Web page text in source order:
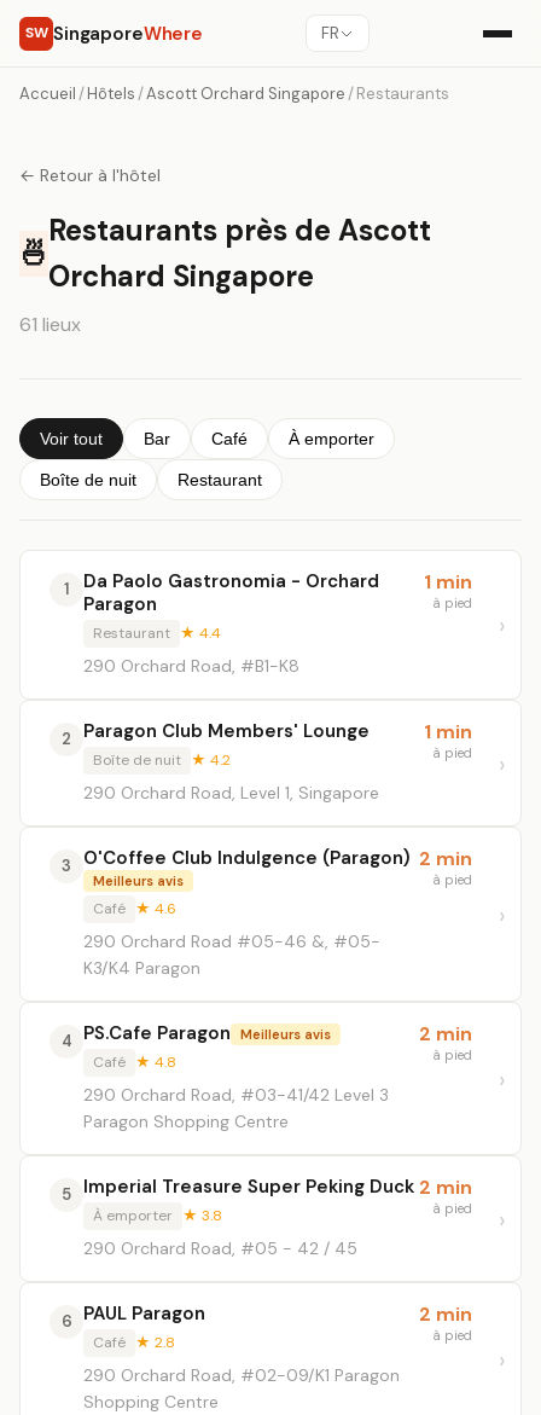
SW SingaporeWhere FR
Accueil /Hôtels /Ascott Orchard Singapore /Restaurants
← Retour à l'hôtel
🍜
Restaurants près de Ascott
Orchard Singapore
61 lieux
Voir tout Bar Café À emporter
Boîte de nuit Restaurant
1
Da Paolo Gastronomia - Orchard
Paragon
Restaurant ★ 4.4
290 Orchard Road, #B1-K8
1 min
à pied
2 Paragon Club Members' Lounge
Boîte de nuit ★ 4.2
290 Orchard Road, Level 1, Singapore
1 min
à pied
3 O'Coffee Club Indulgence (Paragon)
Meilleurs avis
Café ★ 4.6
290 Orchard Road #05-46 &, #05-
K3/K4 Paragon
2 min
à pied
4 PS.Cafe Paragon Meilleurs avis
Café ★ 4.8
290 Orchard Road, #03-41/42 Level 3
Paragon Shopping Centre
2 min
à pied
5 Imperial Treasure Super Peking Duck
À emporter ★ 3.8
290 Orchard Road, #05 - 42 / 45
2 min
à pied
6 PAUL Paragon
Café ★ 2.8
290 Orchard Road, #02-09/K1 Paragon
Shopping Centre
2 min
à pied